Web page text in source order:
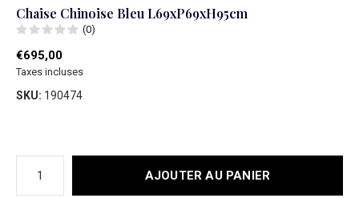
Chaise Chinoise Bleu L69xP69xH95cm
(0)
€695,00
Taxes incluses
SKU: 190474
AJOUTER AU PANIER